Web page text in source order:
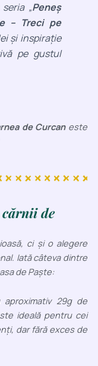
„Peneș
– Treci pe
și inspirație
pe gustul
de Curcaneste
cărnii de
ci și o alegere
Iată câteva dintre
de Paște:
29g de
ideală pentru cei
dar fără exces de